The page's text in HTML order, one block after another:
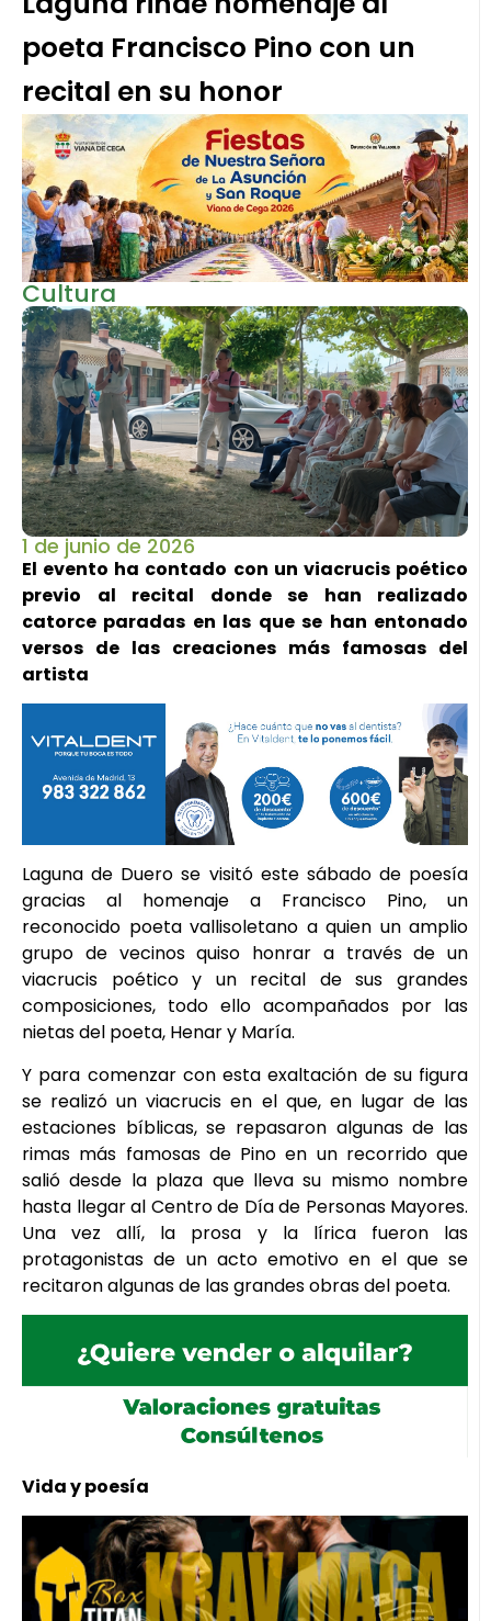
poeta Francisco Pino con un
recital en su honor
Cultura
1 de junio de 2026
El evento ha contado con un viacrucis poético
previo al recital donde se han realizado
catorce paradas en las que se han entonado
versos de las creaciones más famosas del
artista
Laguna de Duero se visitó este sábado de poesía
gracias al homenaje a Francisco Pino, un
reconocido poeta vallisoletano a quien un amplio
grupo de vecinos quiso honrar a través de un
viacrucis poético y un recital de sus grandes
composiciones, todo ello acompañados por las
nietas del poeta, Henar y María.
Y para comenzar con esta exaltación de su figura
se realizó un viacrucis en el que, en lugar de las
estaciones bíblicas, se repasaron algunas de las
rimas más famosas de Pino en un recorrido que
salió desde la plaza que lleva su mismo nombre
hasta llegar al Centro de Día de Personas Mayores.
Una vez allí, la prosa y la lírica fueron las
protagonistas de un acto emotivo en el que se
recitaron algunas de las grandes obras del poeta.
Vida y poesía